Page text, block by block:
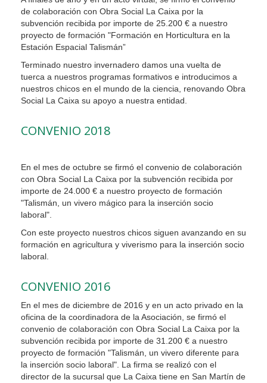
de colaboración con Obra Social La Caixa por la
subvención recibida por importe de 25.200 € a nuestro
proyecto de formación "Formación en Horticultura en la
Estación Espacial Talismán”
Terminado nuestro invernadero damos una vuelta de
tuerca a nuestros programas formativos e introducimos a
nuestros chicos en el mundo de la ciencia, renovando Obra
Social La Caixa su apoyo a nuestra entidad.
CONVENIO 2018
En el mes de octubre se firmó el convenio de colaboración
con Obra Social La Caixa por la subvención recibida por
importe de 24.000 € a nuestro proyecto de formación
"Talismán, un vivero mágico para la inserción socio
laboral".
Con este proyecto nuestros chicos siguen avanzando en su
formación en agricultura y viverismo para la inserción socio
laboral.
CONVENIO 2016
En el mes de diciembre de 2016 y en un acto privado en la
oficina de la coordinadora de la Asociación, se firmó el
convenio de colaboración con Obra Social La Caixa por la
subvención recibida por importe de 31.200 € a nuestro
proyecto de formación "Talismán, un vivero diferente para
la inserción socio laboral". La firma se realizó con el
director de la sucursal que La Caixa tiene en San Martín de